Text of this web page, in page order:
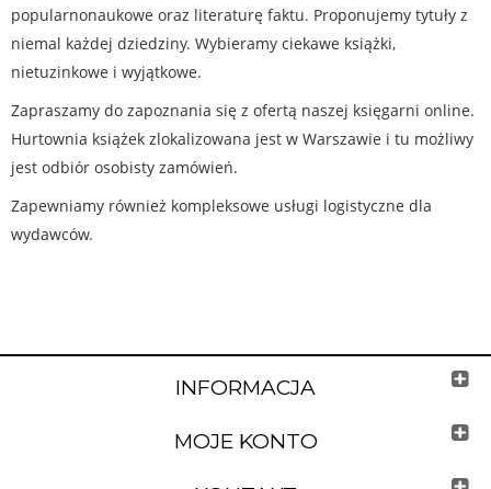
popularnonaukowe oraz literaturę faktu. Proponujemy tytuły z
niemal każdej dziedziny. Wybieramy ciekawe książki,
nietuzinkowe i wyjątkowe.
Zapraszamy do zapoznania się z ofertą naszej księgarni online.
Hurtownia książek zlokalizowana jest w Warszawie i tu możliwy
jest odbiór osobisty zamówień.
Zapewniamy również kompleksowe usługi logistyczne dla
wydawców.
INFORMACJA
MOJE KONTO